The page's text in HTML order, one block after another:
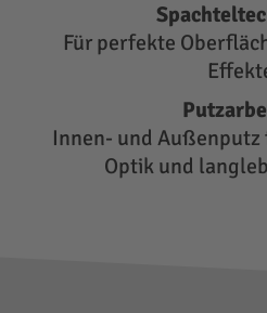
Für perfekte
Innen- und
Optik und